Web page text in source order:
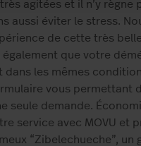
agitées et il n’y règne
aussi éviter le stress.
de cette très
que votre
dans les mêmes
vous permettant
seule demande.
service avec MOVU et
“Zibelechueche”, un